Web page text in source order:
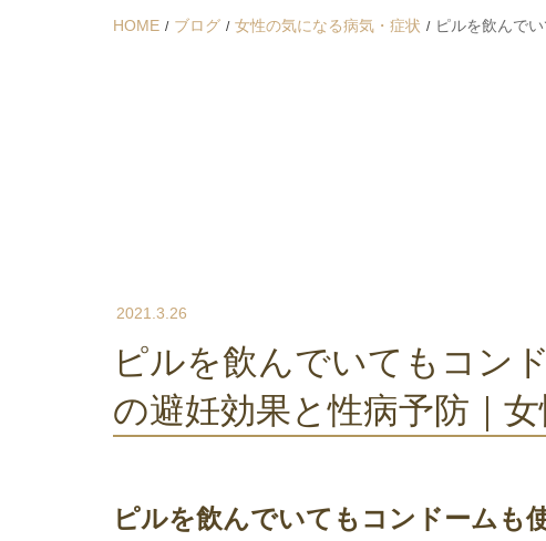
HOME ブログ 女性の気になる病気・症状 ピルを飲んで
2021.3.26
ピルを飲んでいてもコンドームを使うべき？ピル
の避妊効果と性病予防｜
ピルを飲んでいてもコンドームも